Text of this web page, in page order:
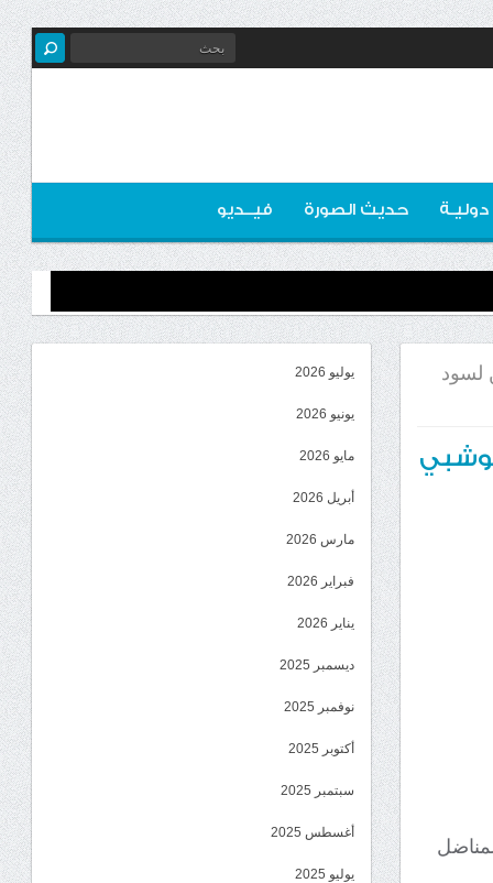
دوليـة حديث الصورة فيــديو
لسود يوليو 2026
يونيو 2026
مايو 2026
أبريل 2026
مارس 2026
فبراير 2026
يناير 2026
ديسمبر 2025
نوفمبر 2025
أكتوبر 2025
سبتمبر 2025
أغسطس 2025
يوليو 2025